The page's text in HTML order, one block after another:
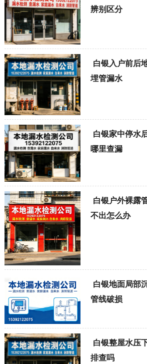
辨别区分
白银入户前后
埋管漏水
白银家中停水
哪里查漏
白银户外裸露
不出怎么办
白银地面局部
管线破损
白银整屋水压
排查吗